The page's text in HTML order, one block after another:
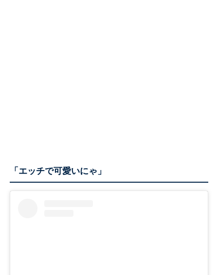
「エッチで可愛いにゃ」